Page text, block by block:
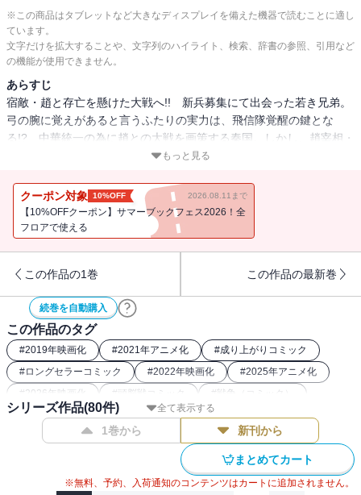
※この商品はタブレットなど大きなディスプレイを備えた機器で読むことに適し
ています。
文字だけを拡大することや、文字列のハイライト、検索、辞書の参照、引用など
の機能が使用できません。
あらすじ
宿敵・趙と存亡を懸けた大戦へ!! 新兵募集にて出会った若き兄弟。
弓の腕に覚えがあると言うふたりの実力は、飛信隊覚醒の鍵とな
る!? 中華統一の為に趙との大戦を画策する秦国。しかし、趙宰相・
李牧の実力を前に打つ手が見出せない。一大決戦を前に勝利の絵図
もっと見る
クーポン対象 10%OFF 2026.08.11まで
【10%OFFクーポン】サマーブックフェス2026！全
フロアで使える
この作品の1巻 この作品の最新巻
続巻を自動購入
この作品のタグ
#2019年映画化 #2021年アニメ化 #成り上がりコミック
#ロングセラーコミック #2022年映画化 #2025年アニメ化
#2026年映画化 # 頭脳戦コミック #戦争（コミック）
#2025年ストア人気コミック #2024年アニメ化
歴史系漫画（中国） #
26年夏ドラマ・映画化
2022年アニメ化
歴史漫画
2020年アニメ化 # キングダム関連作 #アニメ化
全て表示する
シリーズ作品(80件)
1巻から 新刊から
まとめてカート
※無料、予約、入荷通知のコンテンツはカートに追加されません。